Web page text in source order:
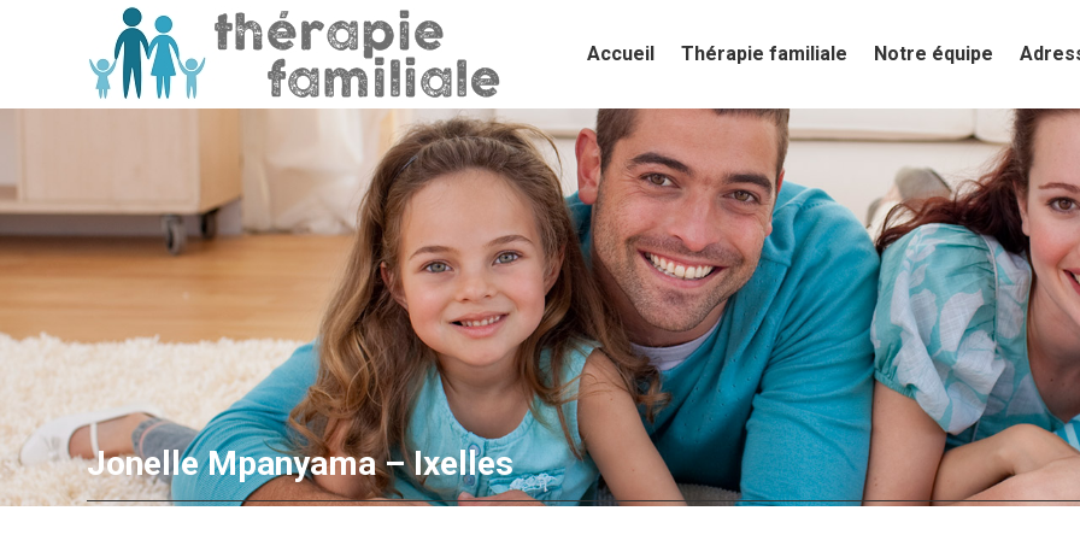
Accueil Thérapie familiale Notre équipe
Jonelle Mpanyama – Ixelles
Accueil Thérapie familiale Notre équipe